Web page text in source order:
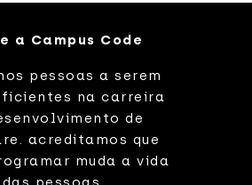
a Campus Code
pessoas a serem
na carreira
de
acreditamos que
muda a vida